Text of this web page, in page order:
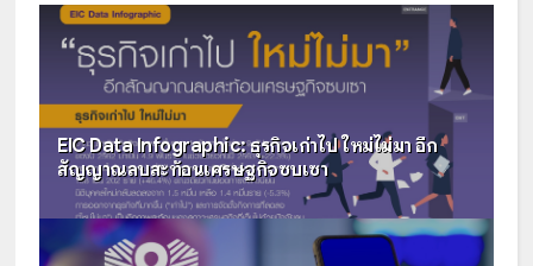
EIC Data Infographic: ธุรกิจเก่าไป ใหม่ไม่มา อีก
สัญญาณลบสะท้อนเศรษฐกิจซบเซา